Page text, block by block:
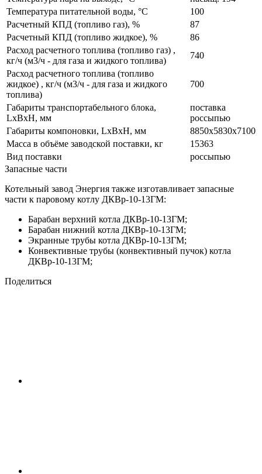
Температура питательной воды, °С
100
Расчетный КПД (топливо газ), %
87
Расчетный КПД (топливо жидкое), %
86
Расход расчетного топлива (топливо газ) ,
кг/ч (м3/ч - для газа и жидкого топлива)
740
Расход расчетного топлива (топливо
жидкое) , кг/ч (м3/ч - для газа и жидкого
топлива)
700
Габариты транспортабельного блока,
LxBxH, мм
поставка
россыпью
Габариты компоновки, LxBxH, мм
8850х5830х7100
Масса в объёме заводской поставки, кг
15363
Вид поставки
россыпью
Запасные части
Котельный завод Энергия также изготавливает запасные
части к паровому котлу ДКВр-10-13ГМ:
Барабан верхний котла ДКВр-10-13ГМ;
Барабан нижний котла ДКВр-10-13ГМ;
Экранные трубы котла ДКВр-10-13ГМ;
Конвективные трубы (конвективный пучок) котла
ДКВр-10-13ГМ;
Поделиться